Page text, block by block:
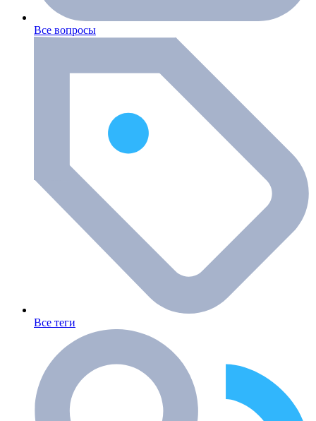
Все вопросы
Все теги